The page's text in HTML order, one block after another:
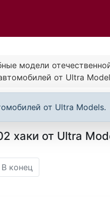
модели
от Ultra
от Ultra Models.
от Ultra
В конец